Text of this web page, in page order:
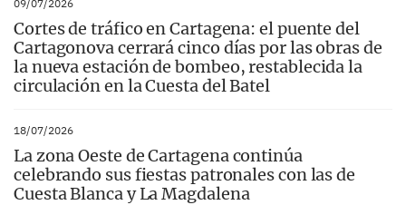
09/07/2026
Cortes de tráfico en Cartagena: el puente del
Cartagonova cerrará cinco días por las obras de
la nueva estación de bombeo, restablecida la
circulación en la Cuesta del Batel
18/07/2026
La zona Oeste de Cartagena continúa
celebrando sus fiestas patronales con las de
Cuesta Blanca y La Magdalena